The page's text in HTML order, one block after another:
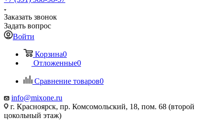
Заказать звонок
Задать вопрос
Войти
Корзина0
Отложенные0
Сравнение товаров0
info@mixone.ru
г. Красноярск, пр. Комсомольский, 18, пом. 68 (второй
цокольный этаж)